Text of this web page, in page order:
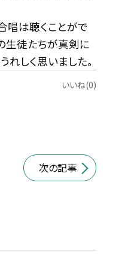
唱は聴くことがで
生徒たちが真剣に
しく思いました。
いいね(0)
次の記事